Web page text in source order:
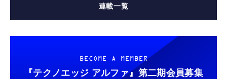
連載一覧
BECOME A MEMBER
『テクノエッジ アルファ』 第二期会員募集